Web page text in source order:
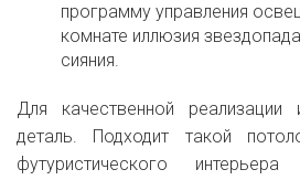
программу управления
комнате иллюзия
сияния.
Для качественной
деталь. Подходит такой
футуристического